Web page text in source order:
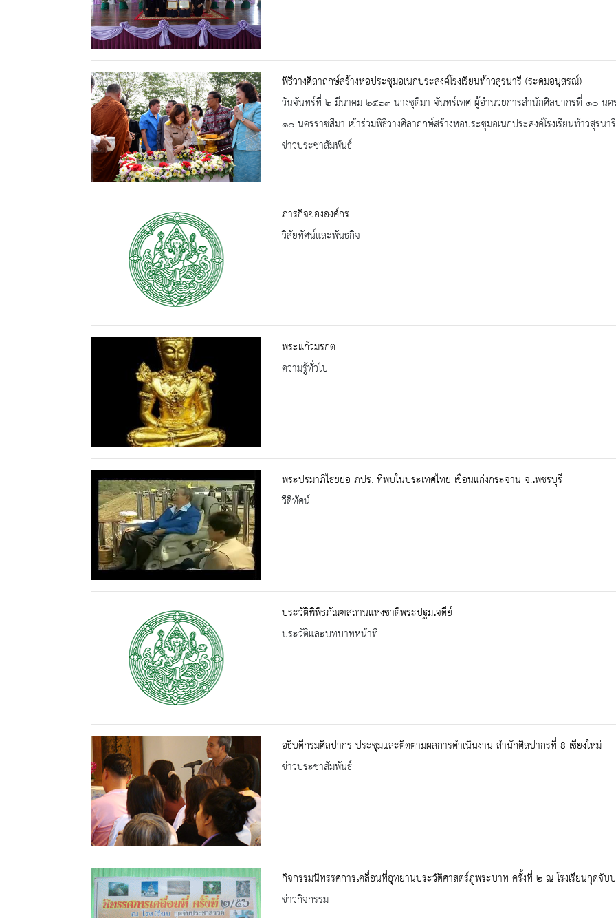
พิธีวางศิลาฤกษ์สร้างหอประชุมอเนกประสงค์โรงเรียนท้าวสุรนารี (ระดมอนุสรณ์)
วันจันทร์ที่ ๒ มีนาคม ๒๕๖๓ นางชุติมา จันทร์เทศ ผู้อำนวยการสำนักศิลปากรที่ ๑๐ นค
๑๐ นครราชสีมา เข้าร่วมพิธีวางศิลาฤกษ์สร้างหอประชุมอเนกประสงค์โรงเรียนท้าวสุร
ข่าวประชาสัมพันธ์
ภารกิจขององค์กร
วิสัยทัศน์และพันธกิจ
พระแก้วมรกต
ความรู้ทั่วไป
พระปรมาภิไธยย่อ ภปร. ที่พบในประเทศไทย เขื่อนแก่งกระจาน จ.เพชรบุรี
วีดิทัศน์
ประวัติพิพิธภัณฑสถานแห่งชาติพระปฐมเจดีย์
ประวัติและบทบาทหน้าที่
อธิบดีกรมศิลปากร ประชุมและติดตามผลการดำเนินงาน สำนักศิลปากรที่ 8 เชียงใหม่
ข่าวประชาสัมพันธ์
กิจกรรมนิทรรศการเคลื่อนที่อุทยานประวัติศาสตร์ภูพระบาท ครั้งที่ ๒ ณ โรงเรียนกุดจับ
ข่าวกิจกรรม